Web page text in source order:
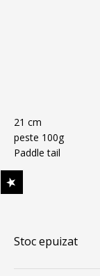
21 cm
peste 100g
Paddle tail
Stoc epuizat